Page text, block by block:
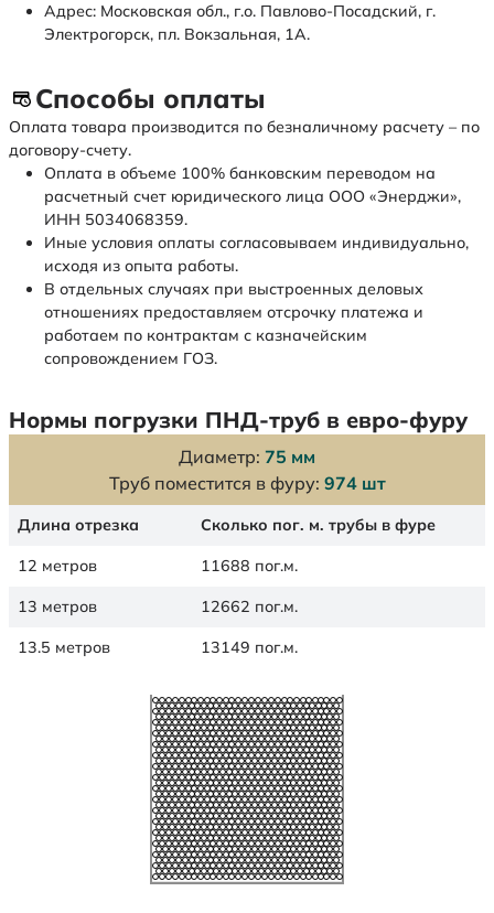
Адрес: Московская обл., г.о. Павлово-Посадский, г.
Электрогорск, пл. Вокзальная, 1А.
Способы оплаты
Оплата товара производится по безналичному расчету – по
договору-счету.
Оплата в объеме 100% банковским переводом на
расчетный счет юридического лица ООО «Энерджи»,
ИНН 5034068359.
Иные условия оплаты согласовываем индивидуально,
исходя из опыта работы.
В отдельных случаях при выстроенных деловых
отношениях предоставляем отсрочку платежа и
работаем по контрактам с казначейским
сопровождением ГОЗ.
Нормы погрузки ПНД-труб в евро-фуру
Диаметр: 75 мм
Труб поместится в фуру: 974 шт
Длина отрезка Сколько пог. м. трубы в фуре
12 метров 11688 пог.м.
13 метров 12662 пог.м.
13.5 метров 13149 пог.м.